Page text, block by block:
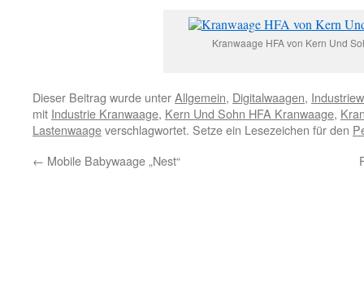
Kranwaage HFA von Kern Und
Dieser Beitrag wurde unterAllgemein, Digitalwaagen,
mit Industrie Kranwaage, Kern Und Sohn HFA Kranwaage,
Lastenwaageverschlagwortet. Setze ein Lesezeichen für den
← Mobile Babywaage „Nest“